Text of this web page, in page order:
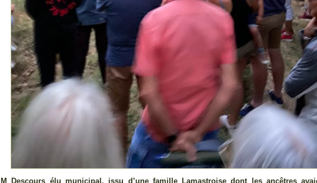
M Descours élu municipal, issu d’une famille Lamastroise dont les ancêtres